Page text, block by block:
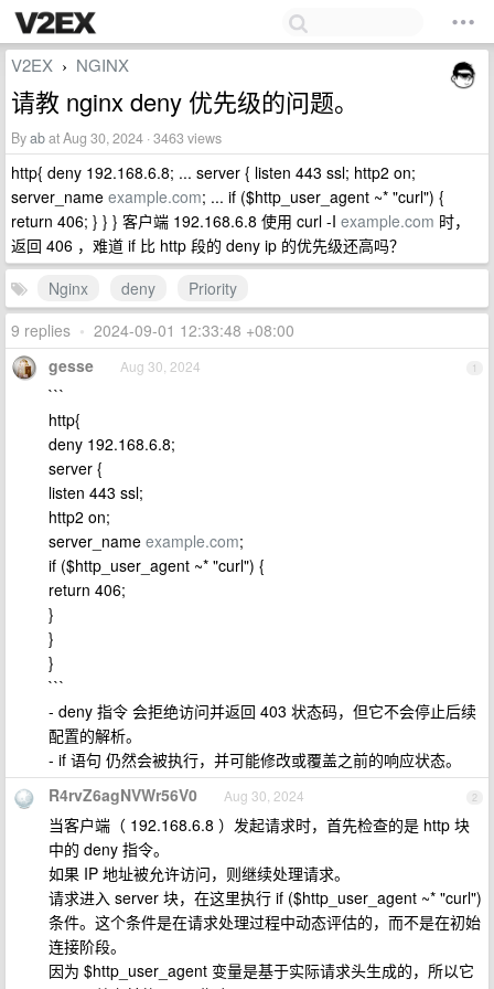
V2EX › NGINX
请教 nginx deny 优先级的问题。
Byabat Aug 30, 2024 · 3463 views
http{ deny 192.168.6.8; ... server { listen 443 ssl; http2 on;
server_name example.com; ... if ($http_user_agent ~* "curl") {
return 406; } } } 客户端 192.168.6.8 使用 curl -I example.com 时，
返回 406 ，难道 if 比 http 段的 deny ip 的优先级还高吗？
Nginx
deny
Priority
9 replies • 2024-09-01 12:33:48 +08:00
1
gesse Aug 30, 2024
```
http{
deny 192.168.6.8;
server {
listen 443 ssl;
http2 on;
server_name example.com;
if ($http_user_agent ~* "curl") {
return 406;
}
}
}
```
- deny 指令 会拒绝访问并返回 403 状态码，但它不会停止后续
配置的解析。
- if 语句 仍然会被执行，并可能修改或覆盖之前的响应状态。
2
R4rvZ6agNVWr56V0 Aug 30, 2024
当客户端（ 192.168.6.8 ）发起请求时，首先检查的是 http 块
中的 deny 指令。
如果 IP 地址被允许访问，则继续处理请求。
请求进入 server 块，在这里执行 if ($http_user_agent ~* "curl")
条件。这个条件是在请求处理过程中动态评估的，而不是在初始
连接阶段。
因为 $http_user_agent 变量是基于实际请求头生成的，所以它